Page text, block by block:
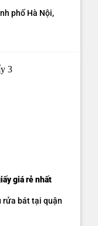
phố Hà Nội,
giá rẻ nhất
rửa bát tại quận